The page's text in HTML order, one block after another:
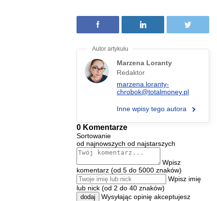
Marzena Loranty
Redaktor
marzena.loranty-
chrobok@totalmoney.pl
Inne wpisy tego autora
0 Komentarze
Sortowanie
od najnowszych od najstarszych
Wpisz
komentarz (od 5 do 5000 znaków)
Wpisz imię
lub nick (od 2 do 40 znaków)
dodaj
Wysyłając opinię akceptujesz